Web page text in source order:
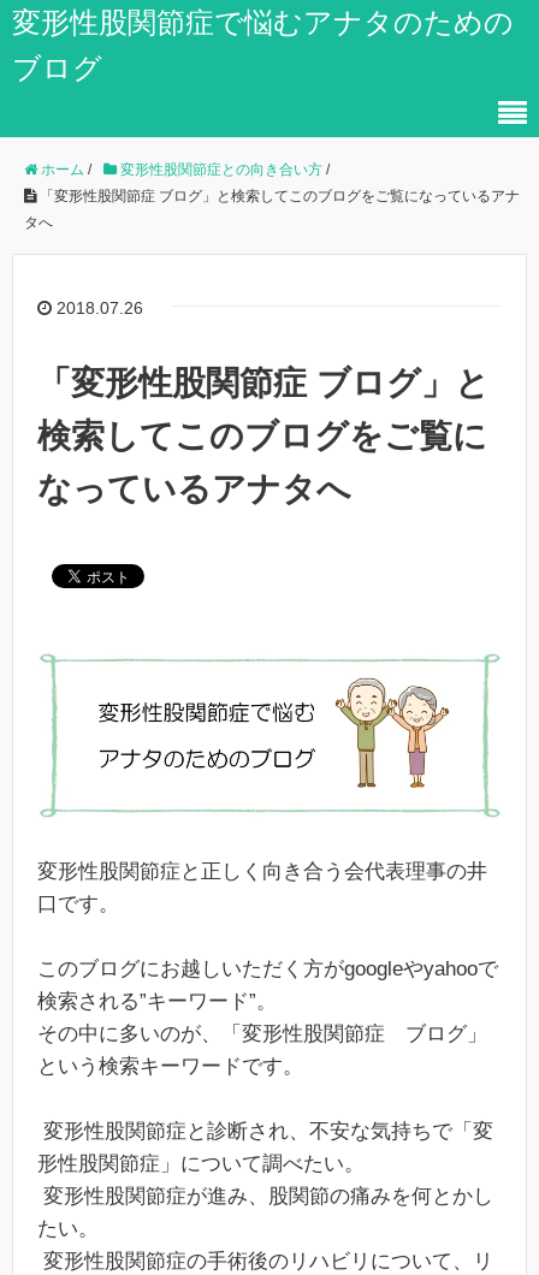
変形性股関節症で悩むアナタのための
ブログ
ホーム / 変形性股関節症との向き合い方 /
「変形性股関節症 ブログ」と検索してこのブログをご覧になっているアナ
タへ
2018.07.26
「変形性股関節症 ブログ」と
検索してこのブログをご覧に
なっているアナタへ
変形性股関節症と正しく向き合う会代表理事の井
口です。
このブログにお越しいただく方がgoogleやyahooで
検索される”キーワード”。
その中に多いのが、「変形性股関節症 ブログ」
という検索キーワードです。
変形性股関節症と診断され、不安な気持ちで「変
形性股関節症」について調べたい。
変形性股関節症が進み、股関節の痛みを何とかし
たい。
変形性股関節症の手術後のリハビリについて、リ